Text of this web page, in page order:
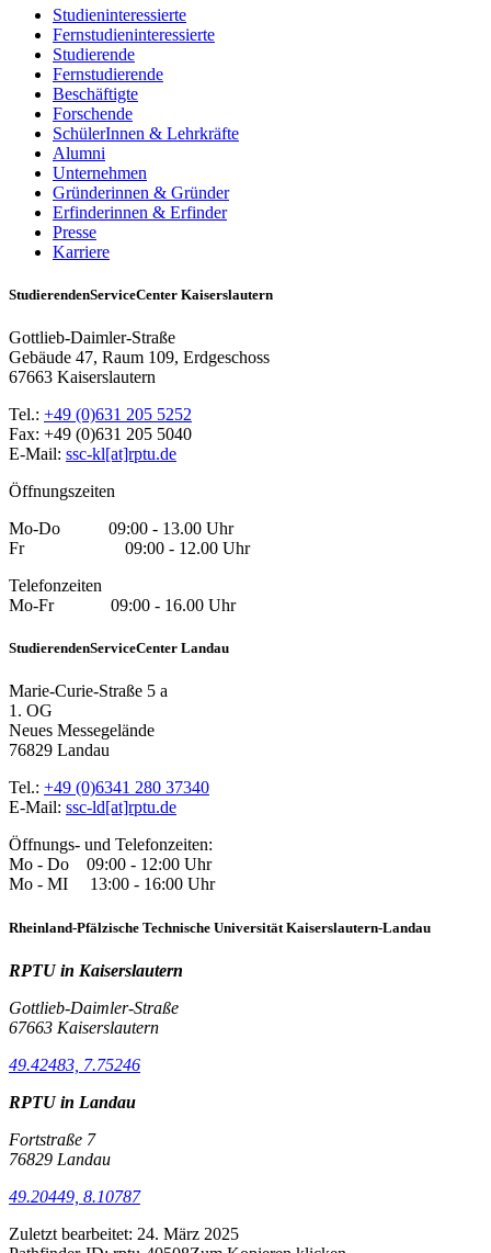
Studieninteressierte
Fernstudieninteressierte
Studierende
Fernstudierende
Beschäftigte
Forschende
SchülerInnen & Lehrkräfte
Alumni
Unternehmen
Gründerinnen & Gründer
Erfinderinnen & Erfinder
Presse
Karriere
StudierendenServiceCenter Kaiserslautern
Gottlieb-Daimler-Straße
Gebäude 47, Raum 109, Erdgeschoss
67663 Kaiserslautern
Tel.: +49 (0)631 205 5252
Fax: +49 (0)631 205 5040
E-Mail: ssc-kl[at]rptu.de
Öffnungszeiten
Mo-Do 09:00 - 13.00 Uhr
Fr 09:00 - 12.00 Uhr
Telefonzeiten
Mo-Fr 09:00 - 16.00 Uhr
StudierendenServiceCenter Landau
Marie-Curie-Straße 5 a
1. OG
Neues Messegelände
76829 Landau
Tel.: +49 (0)6341 280 37340
E-Mail: ssc-ld[at]rptu.de
Öffnungs- und Telefonzeiten:
Mo - Do 09:00 - 12:00 Uhr
Mo - MI 13:00 - 16:00 Uhr
Rheinland-Pfälzische Technische Universität Kaiserslautern-Landau
RPTU in Kaiserslautern
Gottlieb-Daimler-Straße
67663 Kaiserslautern
49.42483, 7.75246
RPTU in Landau
Fortstraße 7
76829 Landau
49.20449, 8.10787
Zuletzt bearbeitet: 24. März 2025